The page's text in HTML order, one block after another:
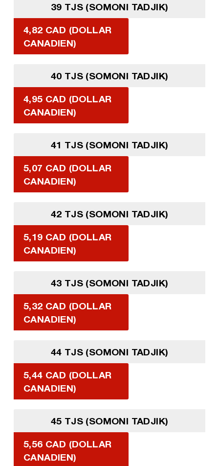
39 TJS (SOMONI TADJIK)
4,82 CAD (DOLLAR
CANADIEN)
40 TJS (SOMONI TADJIK)
4,95 CAD (DOLLAR
CANADIEN)
41 TJS (SOMONI TADJIK)
5,07 CAD (DOLLAR
CANADIEN)
42 TJS (SOMONI TADJIK)
5,19 CAD (DOLLAR
CANADIEN)
43 TJS (SOMONI TADJIK)
5,32 CAD (DOLLAR
CANADIEN)
44 TJS (SOMONI TADJIK)
5,44 CAD (DOLLAR
CANADIEN)
45 TJS (SOMONI TADJIK)
5,56 CAD (DOLLAR
CANADIEN)